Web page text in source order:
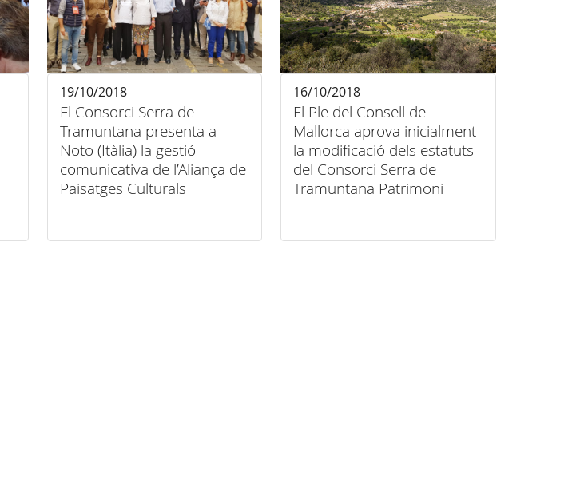
El Consorci Serra de
Tramuntana presenta a
Noto (Itàlia) la gestió
comunicativa de l’Aliança de
Paisatges Culturals
19/10/2018
El Ple del Consell de
Mallorca aprova inicialment
la modificació dels estatuts
del Consorci Serra de
Tramuntana Patrimoni
16/10/2018